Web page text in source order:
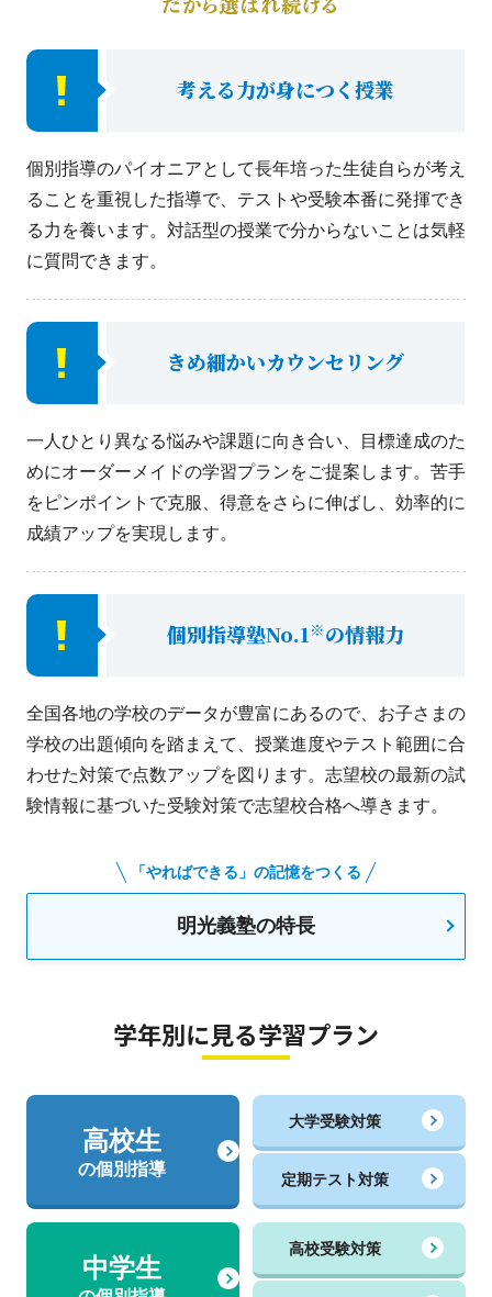
考える力が身につく授業
個別指導のパイオニアとして長年培った生徒自らが考え
ることを重視した指導で、テストや受験本番に発揮でき
る力を養います。対話型の授業で分からないことは気軽
に質問できます。
きめ細かいカウンセリング
一人ひとり異なる悩みや課題に向き合い、目標達成のた
めにオーダーメイドの学習プランをご提案します。苦手
をピンポイントで克服、得意をさらに伸ばし、効率的に
成績アップを実現します。
個別指導塾No.1※の情報力
全国各地の学校のデータが豊富にあるので、お子さまの
学校の出題傾向を踏まえて、授業進度やテスト範囲に合
わせた対策で点数アップを図ります。志望校の最新の試
験情報に基づいた受験対策で志望校合格へ導きます。
「やればできる」の記憶をつくる
明光義塾の特長
学年別に見る学習プラン
高校生
の個別指導
大学受験対策
定期テスト対策
中学生
高校受験対策